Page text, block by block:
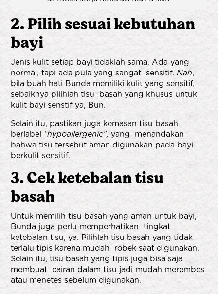
2. Pilih sesuai kebutuhan
bayi
Jenis kulit setiap bayi tidaklah sama. Ada yang
normal, tapi ada pula yang sangat sensitif.Nah,
bila buah hati Bunda memiliki kulit yang sensitif,
sebaiknya pilihlah tisu basah yang khusus untuk
kulit bayi senstifya, Bun.
Selain itu, pastikan juga kemasan tisu basah
berlabel “hypoallergenic”,yang menandakan
bahwa tisu tersebut aman digunakan pada bayi
berkulit sensitif.
3. Cek ketebalan tisu
basah
Untuk memilih tisu basah yang aman untuk bayi,
Bunda juga perlu memperhatikan tingkat
ketebalan tisu, ya. Pilihlah tisu basah yang tidak
terlalu tipis karena mudah robek saat digunakan.
Selain itu, tisu basah yang tipis juga bisa saja
membuat cairan dalam tisu jadi mudah merembes
atau menetes sebelum digunakan.